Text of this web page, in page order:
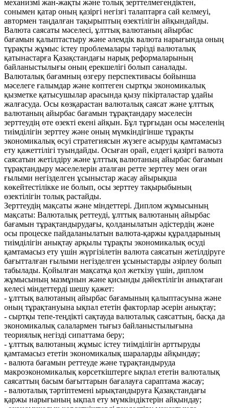
механизмі жан-жақты және толық зерттелмегендіктен,
сонымен қатар оның қазіргі негізгі талаптарға сай келмеуі,
автормен таңдалған тақырыптың өзектілігін айқындайды.
Валюта саясаты мәселесі, ұлттық валютаның айырбас
бағамын қалыптастыру және әлемдік валюта нарығында оның
тұрақты жұмыс істеу проблемалары тәрізді валюталық
қатынастарға Қазақстандағы нарық реформаларының
байланыстылығы оның ерекшелігі болып саналады.
Валюталық бағамның өзгеру перспективасы бойынша
мәселеге ғалымдар және көптеген сыртқы экономикалық
қызметке қатысушылар арасында қызу пікірталастар ұдайы
жалғасуда. Осы көзқарастан валюталық саясат және ұлттық
валютаның айырбас бағамын тұрақтандару мәселесін
зерттеудің өте өзекті екені айқын. Бұл тұрғыдан осы мәселенің
тиімділігін зерттеу және оның мүмкіндігінше тұрақты
экономикалық өсуі стратегиясын жүзеге асыруды қамтамасыз
ету қажеттілігі туындайды. Осыған орай, елдегі қазіргі валюта
саясатын жетілдіру және ұлттық валютаның айырбас бағамын
тұрақтандыру мәселелерін аталған ретте зерттеу мен оған
ғылыми негізделген ұсыныстар жасау айырықша
көкейтестілікке ие болып, осы зерттеу тақырыбының
өзектілігін толық растайды.
Зерттеудің мақсаты және міндеттері. Диплом жұмысының
мақсаты: Валюталық реттеуді, ұлттық валютаның айырбас
бағамын тұрақтандырудағы, қолданылатын әдістердің және
осы процеске пайдаланылатын валюта-қаржы құралдарының
тиімділігін анықтау арқылы тұрақты экономикалық өсуді
қамтамасыз ету үшін жүргізілетін валюта саясатын жетілдіруге
бағытталған ғылыми негізделген ұсыныстарды әзірлеу болып
табылады. Қойылған мақсатқа қол жеткізу үшін, диплом
жұмысының мазмұнын және қисынды дәйектілігін анықтаған
келесі міндеттерді шешу қажет:
- ұлттық валютаның айырбас бағамының қалыптасуына және
оның тұрақтануына ықпал ететін факторлар әсерін анықтау;
- сыртқы тепе-теңдікті сақтауда валюталық саясаттың, басқа да
экономикалық салалармен тығыз байланыстылығына
теориялық негізді сипаттама беру;
- ұлттық валютаның жұмыс істеу тиімділігін арттыруды
қамтамасыз ететін экономикалық шараларды айқындау;
- валюта бағамын реттеуде және тұрақтандыруда
макроэкономикалық көрсеткіштерге ықпал ететін валюталық
саясаттың басым бағыттарын бағалауға сараптама жасау;
- валюталық тәртіптемені ырықтандыруға Қазақстандағы
қаржы нарығының ықпал ету мүмкіндіктерін айқындау;